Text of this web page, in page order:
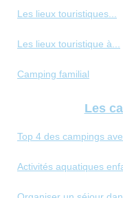
Les lieux touristiques...
Les lieux touristique à...
Camping familial
Les
Top 4 des campings
Activités aquatiques